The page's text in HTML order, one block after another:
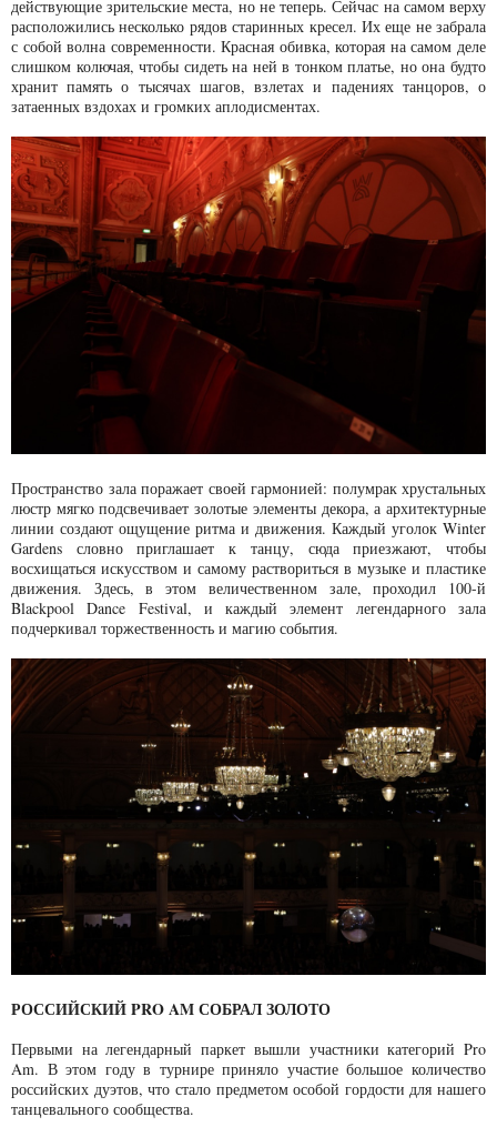
действующие зрительские места, но не теперь. Сейчас на самом верху
расположились несколько рядов старинных кресел. Их еще не забрала
с собой волна современности. Красная обивка, которая на самом деле
слишком колючая, чтобы сидеть на ней в тонком платье, но она будто
хранит память о тысячах шагов, взлетах и падениях танцоров, о
затаенных вздохах и громких аплодисментах.
Пространство зала поражает своей гармонией: полумрак хрустальных
люстр мягко подсвечивает золотые элементы декора, а архитектурные
линии создают ощущение ритма и движения. Каждый уголок Winter
Gardens словно приглашает к танцу, сюда приезжают, чтобы
восхищаться искусством и самому раствориться в музыке и пластике
движения. Здесь, в этом величественном зале, проходил 100-й
Blackpool Dance Festival, и каждый элемент легендарного зала
подчеркивал торжественность и магию события.
РОССИЙСКИЙ PRO AM СОБРАЛ ЗОЛОТО
Первыми на легендарный паркет вышли участники категорий Pro
Am. В этом году в турнире приняло участие большое количество
российских дуэтов, что стало предметом особой гордости для нашего
танцевального сообщества.